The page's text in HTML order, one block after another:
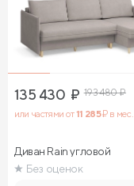
135 430 ₽ 193 480₽
или частями от11 285₽ в мес.
Диван Rain угловой
Без оценок